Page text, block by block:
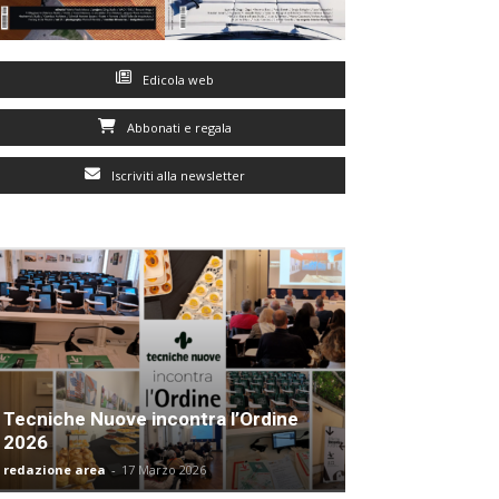
Edicola web
Abbonati e regala
Iscriviti alla newsletter
Tecniche Nuove incontra l’Ordine
2026
redazione area - 17 Marzo 2026